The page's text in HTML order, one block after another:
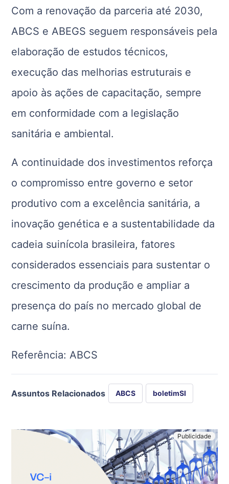
Com a renovação da parceria até 2030,
ABCS e ABEGS seguem responsáveis pela
elaboração de estudos técnicos,
execução das melhorias estruturais e
apoio às ações de capacitação, sempre
em conformidade com a legislação
sanitária e ambiental.
A continuidade dos investimentos reforça
o compromisso entre governo e setor
produtivo com a excelência sanitária, a
inovação genética e a sustentabilidade da
cadeia suinícola brasileira, fatores
considerados essenciais para sustentar o
crescimento da produção e ampliar a
presença do país no mercado global de
carne suína.
Referência: ABCS
Assuntos Relacionados ABCS boletimSI